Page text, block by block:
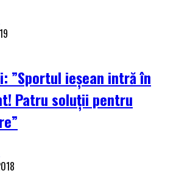
”Sportul ieșean intră în
Patru soluții pentru